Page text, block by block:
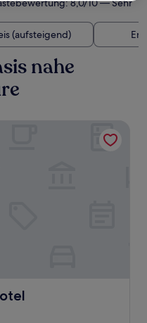
8,0/10 — Sehr
(aufsteigend)
nahe